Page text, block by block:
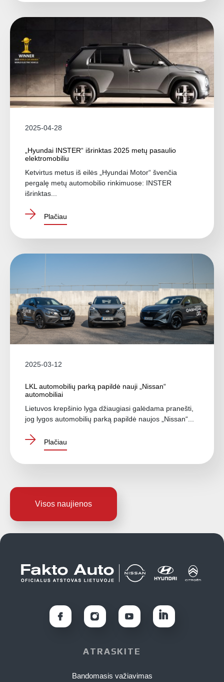
2025-04-28
„Hyundai INSTER“ išrinktas 2025 metų pasaulio
elektromobiliu
Ketvirtus metus iš eilės „Hyundai Motor“ švenčia
pergalę metų automobilio rinkimuose: INSTER
išrinktas...
Plačiau
2025-03-12
LKL automobilių parką papildė nauji „Nissan“
automobiliai
Lietuvos krepšinio lyga džiaugiasi galėdama pranešti,
jog lygos automobilių parką papildė naujos „Nissan“...
Plačiau
Visos naujienos
ATRASKITE
Bandomasis važiavimas